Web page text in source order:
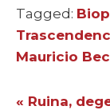
Tagged: Tags
Mauricio
« Ruina,